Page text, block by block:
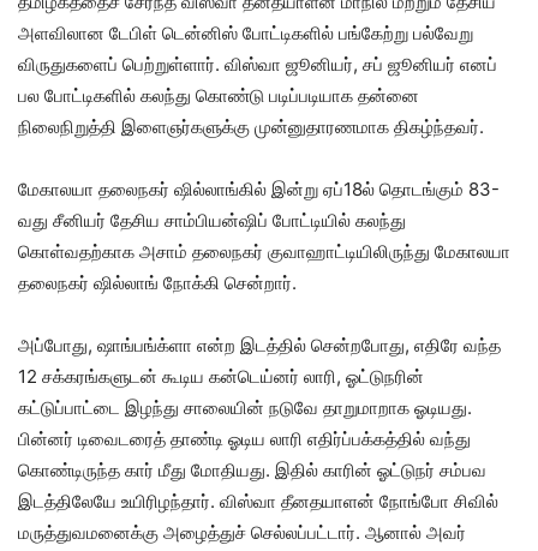
அளவிலான டேபிள் டென்னிஸ் போட்டிகளில் பங்கேற்று பல்வேறு
விருதுகளைப் பெற்றுள்ளார். விஸ்வா ஜூனியர், சப் ஜூனியர் எனப்
பல போட்டிகளில் கலந்து கொண்டு படிப்படியாக தன்னை
நிலைநிறுத்தி இளைஞர்களுக்கு முன்னுதாரணமாக திகழ்ந்தவர்.
மேகாலயா தலைநகர் ஷில்லாங்கில் இன்று ஏப்18ல் தொடங்கும் 83-
வது சீனியர் தேசிய சாம்பியன்ஷிப் போட்டியில் கலந்து
கொள்வதற்காக அசாம் தலைநகர் குவாஹாட்டியிலிருந்து மேகாலயா
தலைநகர் ஷில்லாங் நோக்கி சென்றார்.
அப்போது, ஷாங்பங்க்ளா என்ற இடத்தில் சென்றபோது, எதிரே வந்த
12 சக்கரங்களுடன் கூடிய கன்டெய்னர் லாரி, ஓட்டுநரின்
கட்டுப்பாட்டை இழந்து சாலையின் நடுவே தாறுமாறாக ஓடியது.
பின்னர் டிவைடரைத் தாண்டி ஓடிய லாரி எதிர்ப்பக்கத்தில் வந்து
கொண்டிருந்த கார் மீது மோதியது. இதில் காரின் ஓட்டுநர் சம்பவ
இடத்திலேயே உயிரிழந்தார். விஸ்வா தீனதயாளன் நோங்போ சிவில்
மருத்துவமனைக்கு அழைத்துச் செல்லப்பட்டார். ஆனால் அவர்